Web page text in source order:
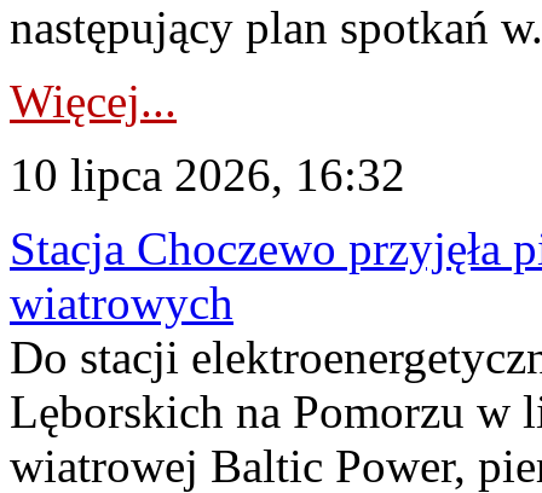
następujący plan spotkań
Więcej...
10 lipca 2026, 16:32
Stacja Choczewo przyjęła
wiatrowych
Do stacji
Lęborskich na Pomorzu w
wiatrowej Baltic Power,